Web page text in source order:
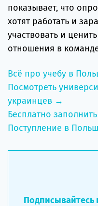
показывает, что
хотят работать и
участвовать и
отношения в
Всё про учебу в
Посмотреть
украинцев →
Бесплатно
Поступление в
Подписывайтесь